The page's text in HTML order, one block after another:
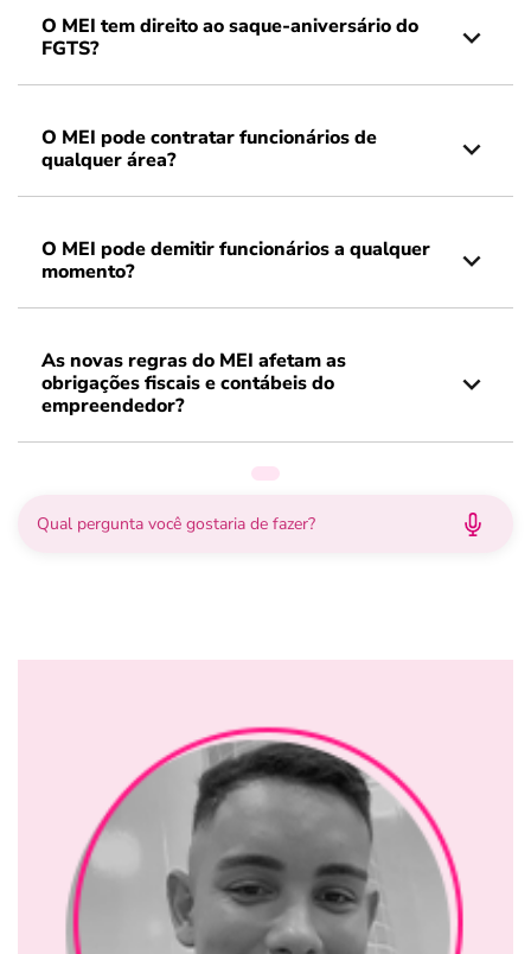
O MEI tem direito ao saque-aniversário do
FGTS?
O MEI pode contratar funcionários de
qualquer área?
O MEI pode demitir funcionários a qualquer
momento?
As novas regras do MEI afetam as
obrigações fiscais e contábeis do
empreendedor?